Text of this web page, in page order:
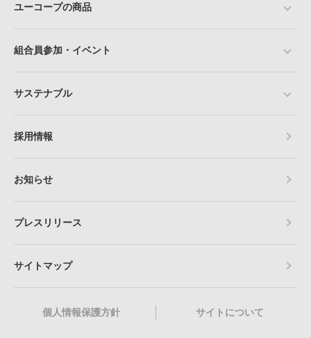
ユーコープの商品
組合員参加・イベント
サステナブル
採用情報
お知らせ
プレスリリース
サイトマップ
個人情報保護方針 サイトについて